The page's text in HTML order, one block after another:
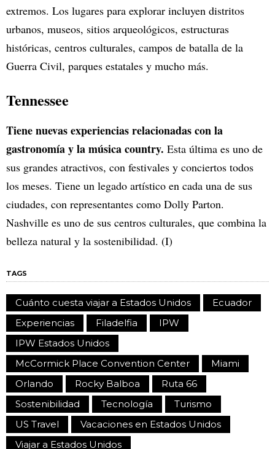
extremos. Los lugares para explorar incluyen distritos
urbanos, museos, sitios arqueológicos, estructuras
históricas, centros culturales, campos de batalla de la
Guerra Civil, parques estatales y mucho más.
Tennessee
Tiene nuevas experiencias relacionadas con la
gastronomía y la música country. Esta última es uno de
sus grandes atractivos, con festivales y conciertos todos
los meses. Tiene un legado artístico en cada una de sus
ciudades, con representantes como Dolly Parton.
Nashville es uno de sus centros culturales, que combina la
belleza natural y la sostenibilidad. (I)
TAGS
Cuánto cuesta viajar a Estados Unidos
Ecuador
Experiencias
Filadelfia
IPW
IPW Estados Unidos
McCormick Place Convention Center
Miami
Orlando
Rocky Balboa
Ruta 66
Sostenibilidad
Tecnología
Turismo
US Travel
Vacaciones en Estados Unidos
Viajar a Estados Unidos